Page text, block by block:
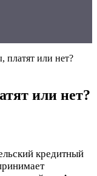
или нет?
или нет?
кредитный